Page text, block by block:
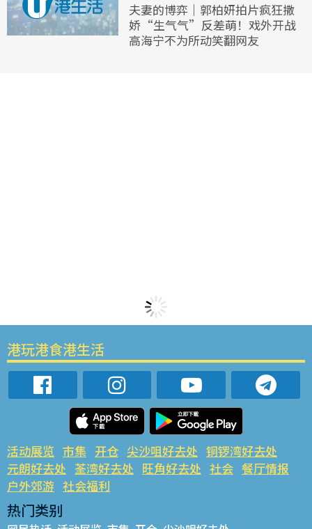
夫妻的博弈｜郭柏妍拍片疯狂撒
娇“生气气”反差萌！戏外开战
高海宁不为所动笑翻网友
港玩港食港生活
活动展览 市集 开仓 尖沙咀好去处 铜锣湾好去处
元朗好去处 荃湾好去处 旺角好去处 社会 餐厅情报
户外郊游 社会福利
热门类别